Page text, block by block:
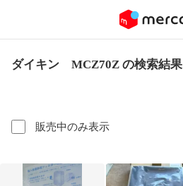
ダイキン MCZ70Z の検索結果
販売中のみ表示